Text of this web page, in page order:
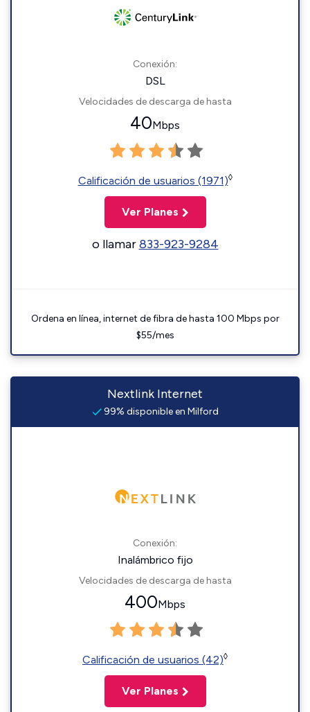
Conexión:
DSL
Velocidades de descarga de hasta
40Mbps
Calificación de usuarios (1971)◊
Ver Planes
o llamar833-923-9284
Ordena en línea, internet de fibra de hasta 100 Mbps por
$55/mes
Nextlink Internet
99% disponible en Milford
Conexión:
Inalámbrico fijo
Velocidades de descarga de hasta
400Mbps
Calificación de usuarios (42)◊
Ver Planes